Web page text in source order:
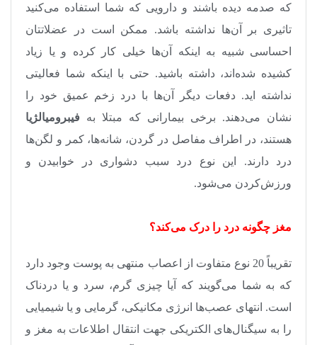
که صدمه دیده باشند و دارویی که شما استفاده می‌کنید
تاثیری بر آن‌ها نداشته باشد. ممکن است در عضلاتتان
احساسی شبیه به اینکه آن‌ها خیلی کار کرده‌ و یا زیاد
کشیده شده‌اند، داشته باشید. حتی با اینکه شما فعالیتی
نداشته اید. دفعات دیگر آن‌ها با درد زخم عمیق خود را
نشان می‌دهند. برخی بیمارانی که مبتلا به فیبرومیالژیا
هستند، در اطراف مفاصل در گردن، شانه‌ها، کمر و لگن‌ها
درد دارند. این نوع درد سبب دشواری در خوابیدن و
ورزش‌کردن می‌شود.
مغز چگونه درد را درک می‌کند؟
تقریباً 20 نوع متفاوت از اعصاب منتهی به پوست وجود دارد
که به شما می‌گویند که آیا چیزی گرم، سرد و یا دردناک
است. انتهای عصب‌ها انرژی مکانیکی، گرمایی و یا شیمیایی
را به سیگنال‌های الکتریکی جهت انتقال اطلاعات به مغز و